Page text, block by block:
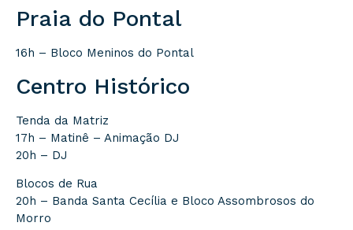
Praia do Pontal
16h – Bloco Meninos do Pontal
Centro Histórico
Tenda da Matriz
17h – Matinê – Animação DJ
20h – DJ
Blocos de Rua
20h – Banda Santa Cecília e Bloco Assombrosos do
Morro